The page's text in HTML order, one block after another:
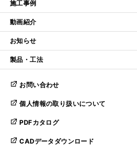
施工事例
動画紹介
お知らせ
製品・工法
お問い合わせ
個人情報の取り扱いについて
PDFカタログ
CADデータダウンロード